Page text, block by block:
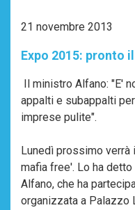
21 novembre 2013
Expo 2015: pronto
Il ministro Alfano: "E'
appalti e subappalti
imprese pulite".
Lunedì prossimo verrà
mafia free'. Lo ha
Alfano, che ha
organizzata a Palazzo